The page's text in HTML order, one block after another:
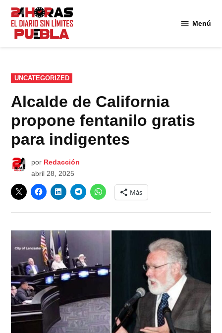
Saltar
contenido
Menú
PUBLICADO
EN
UNCATEGORIZED
Alcalde de California
propone fentanilo gratis
para indigentes
por Redacción
abril 28, 2025
Más